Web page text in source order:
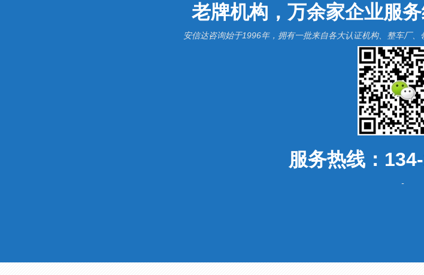
老牌机构，万余家企业服
安信达咨询始于1996年，拥有一批来自各大认证机构、整车厂
服务热线：
-